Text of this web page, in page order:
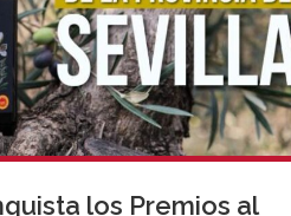
los Premios al